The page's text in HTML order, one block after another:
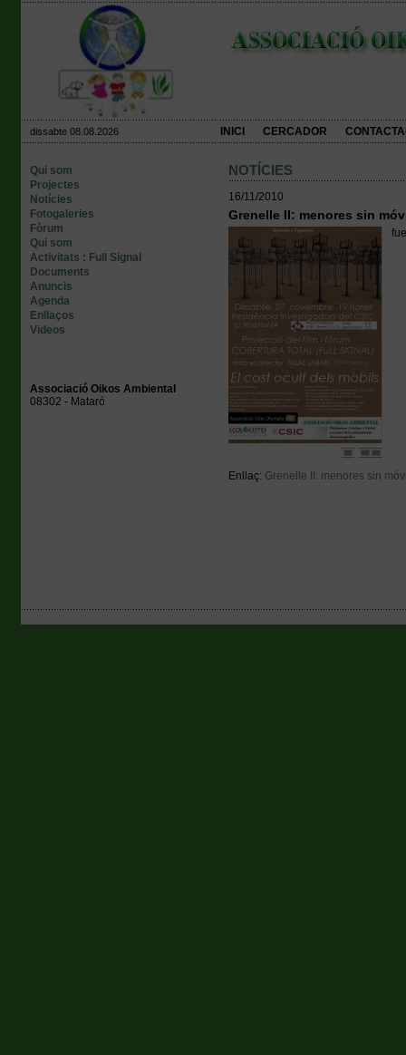
dissabte 08.08.2026 INICI CERCADOR
Qui som
Projectes
Notícies
Fotogaleries
Fòrum
Qui som
Activitats : Full Signal
Documents
Anuncis
Agenda
Enllaços
Videos
Associació Oikos Ambiental
08302 - Mataró
NOTÍCIES
16/11/2010
Grenelle II: menores sin
Enllaç: Grenelle II: menores sin